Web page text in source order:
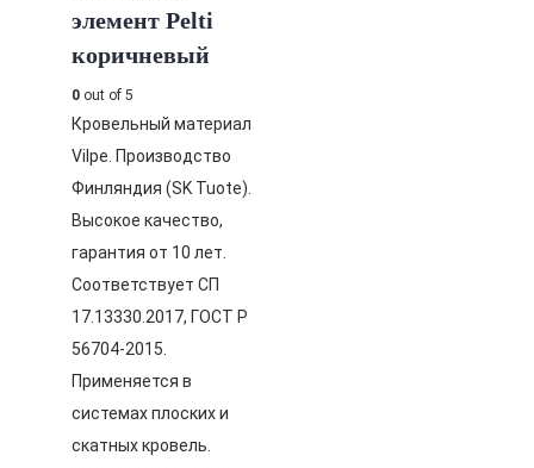
элемент Pelti
коричневый
0 out of 5
Кровельный материал
Vilpe. Производство
Финляндия (SK Tuote).
Высокое качество,
гарантия от 10 лет.
Соответствует СП
17.13330.2017, ГОСТ Р
56704-2015.
Применяется в
системах плоских и
скатных кровель.